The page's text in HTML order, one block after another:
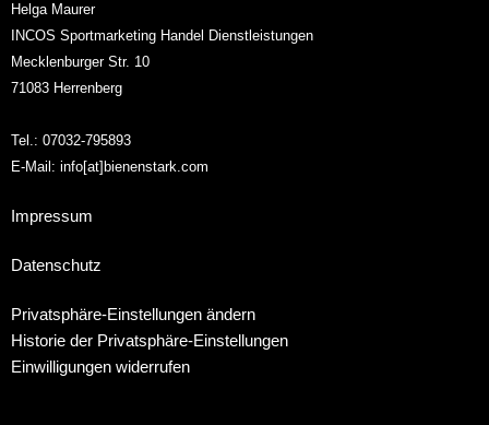
Helga Maurer
INCOS Sportmarketing Handel Dienstleistungen
Mecklenburger Str. 10
71083 Herrenberg
Tel.: 07032-795893
E-Mail: info[at]bienenstark.com
Impressum
Datenschutz
Privatsphäre-Einstellungen ändern
Historie der Privatsphäre-Einstellungen
Einwilligungen widerrufen